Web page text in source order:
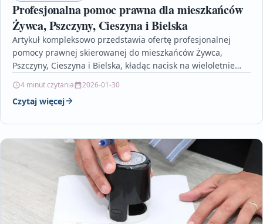
Profesjonalna pomoc prawna dla mieszkańców
Żywca, Pszczyny, Cieszyna i Bielska
Artykuł kompleksowo przedstawia ofertę profesjonalnej
pomocy prawnej skierowanej do mieszkańców Żywca,
Pszczyny, Cieszyna i Bielska, kładąc nacisk na wieloletnie
4 minut czytania 2026-01-30
Czytaj więcej